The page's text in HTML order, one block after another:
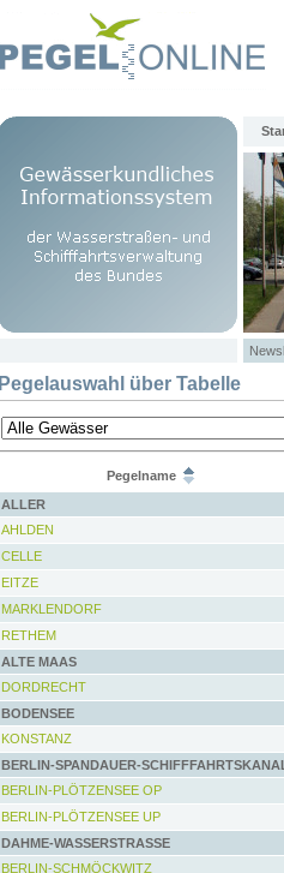
Pegelauswahl über Tabelle
Pegelname
ALLER
AHLDEN
CELLE
EITZE
MARKLENDORF
RETHEM
ALTE MAAS
DORDRECHT
BODENSEE
KONSTANZ
BERLIN-SPANDAUER-
BERLIN-PLÖTZENSEE OP
BERLIN-PLÖTZENSEE UP
DAHME-WASSERSTRASSE
BERLIN-SCHMÖCKWITZ